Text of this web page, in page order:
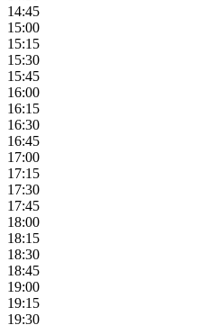
14:45
15:00
15:15
15:30
15:45
16:00
16:15
16:30
16:45
17:00
17:15
17:30
17:45
18:00
18:15
18:30
18:45
19:00
19:15
19:30